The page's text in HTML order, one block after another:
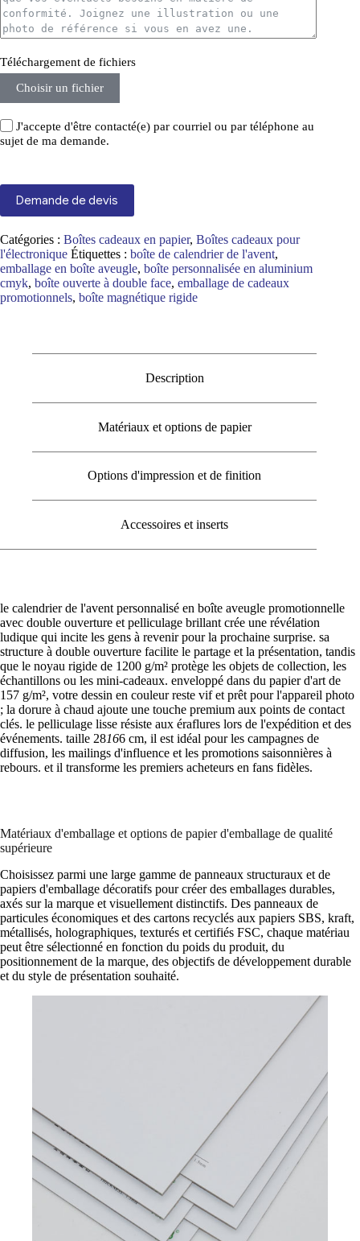
Téléchargement de fichiers
Choisir un fichier
J'accepte d'être contacté(e) par courriel ou par téléphone au
sujet de ma demande.
Demande de devis
Catégories : Boîtes cadeaux en papier, Boîtes cadeaux pour
l'électronique Étiquettes : boîte de calendrier de l'avent,
emballage en boîte aveugle, boîte personnalisée en aluminium
cmyk, boîte ouverte à double face, emballage de cadeaux
promotionnels, boîte magnétique rigide
Description
Matériaux et options de papier
Options d'impression et de finition
Accessoires et inserts
le calendrier de l'avent personnalisé en boîte aveugle promotionnelle
avec double ouverture et pelliculage brillant crée une révélation
ludique qui incite les gens à revenir pour la prochaine surprise. sa
structure à double ouverture facilite le partage et la présentation, tandis
que le noyau rigide de 1200 g/m² protège les objets de collection, les
échantillons ou les mini-cadeaux. enveloppé dans du papier d'art de
157 g/m², votre dessin en couleur reste vif et prêt pour l'appareil photo
; la dorure à chaud ajoute une touche premium aux points de contact
clés. le pelliculage lisse résiste aux éraflures lors de l'expédition et des
événements. taille 28166 cm, il est idéal pour les campagnes de
diffusion, les mailings d'influence et les promotions saisonnières à
rebours. et il transforme les premiers acheteurs en fans fidèles.
Matériaux d'emballage et options de papier d'emballage de qualité
supérieure
Choisissez parmi une large gamme de panneaux structuraux et de
papiers d'emballage décoratifs pour créer des emballages durables,
axés sur la marque et visuellement distinctifs. Des panneaux de
particules économiques et des cartons recyclés aux papiers SBS, kraft,
métallisés, holographiques, texturés et certifiés FSC, chaque matériau
peut être sélectionné en fonction du poids du produit, du
positionnement de la marque, des objectifs de développement durable
et du style de présentation souhaité.